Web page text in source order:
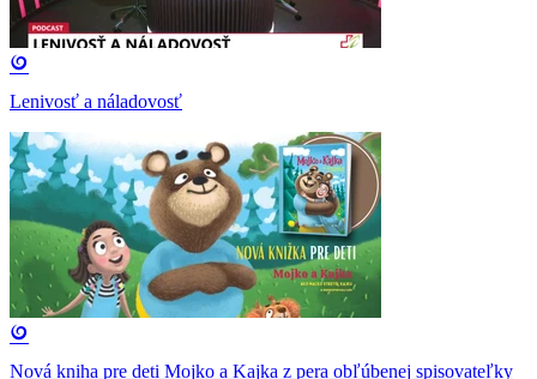
Lenivosť a náladovosť
Nová kniha pre deti Mojko a Kajka z pera obľúbenej spisovateľky